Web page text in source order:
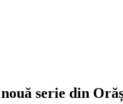
serie din